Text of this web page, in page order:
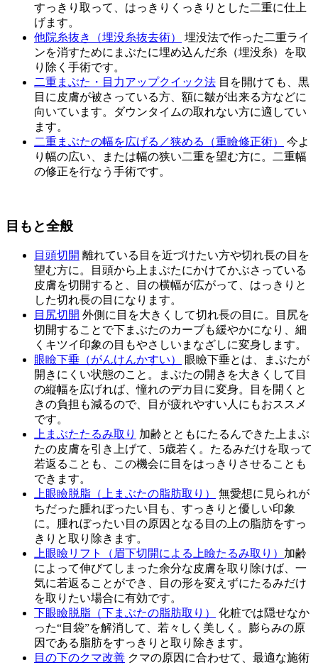
すっきり取って、はっきりくっきりとした二重に仕上
げます。
他院糸抜き（埋没糸抜去術）
埋没法で作った二重ライ
ンを消すためにまぶたに埋め込んだ糸（埋没糸）を取
り除く手術です。
二重まぶた・目力アップクイック法 目を開けても、黒
目に皮膚が被さっている方、額に皺が出来る方などに
向いています。ダウンタイムの取れない方に適してい
ます。
二重まぶたの幅を広げる／狭める（重瞼修正術）
今よ
り幅の広い、または幅の狭い二重を望む方に。二重幅
の修正を行なう手術です。
目もと全般
目頭切開 離れている目を近づけたい方や切れ長の目を
望む方に。目頭から上まぶたにかけてかぶさっている
皮膚を切開すると、目の横幅が広がって、はっきりと
した切れ長の目になります。
目尻切開 外側に目を大きくして切れ長の目に。目尻を
切開することで下まぶたのカーブも緩やかになり、細
くキツイ印象の目もやさしいまなざしに変身します。
眼瞼下垂（がんけんかすい）
眼瞼下垂とは、まぶたが
開きにくい状態のこと。まぶたの開きを大きくして目
の縦幅を広げれば、憧れのデカ目に変身。目を開くと
きの負担も減るので、目が疲れやすい人にもおススメ
です。
上まぶたたるみ取り 加齢とともにたるんできた上まぶ
たの皮膚を引き上げて、5歳若く。たるみだけを取って
若返ることも、この機会に目をはっきりさせることも
できます。
上眼瞼脱脂（上まぶたの脂肪取り）
無愛想に見られが
ちだった腫れぼったい目も、すっきりと優しい印象
に。腫れぼったい目の原因となる目の上の脂肪をすっ
きりと取り除きます。
上眼瞼リフト（眉下切開による上瞼たるみ取り） 加齢
によって伸びてしまった余分な皮膚を取り除けば、一
気に若返ることができ、目の形を変えずにたるみだけ
を取りたい場合に有効です。
下眼瞼脱脂（下まぶたの脂肪取り）
化粧では隠せなか
った“目袋”を解消して、若々しく美しく。膨らみの原
因である脂肪をすっきりと取り除きます。
目の下のクマ改善 クマの原因に合わせて、最適な施術